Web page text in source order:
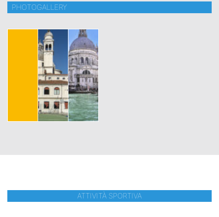
PHOTOGALLERY
ATTIVITÀ SPORTIVA